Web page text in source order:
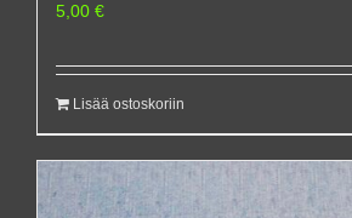
5,00 €
Lisää ostoskoriin